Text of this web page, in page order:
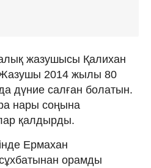
жазушысы Қалихан
Жазушы 2014 жылы 80
дүние салған болатын.
нары соңына
қалдырды.
Ермахан
орамды